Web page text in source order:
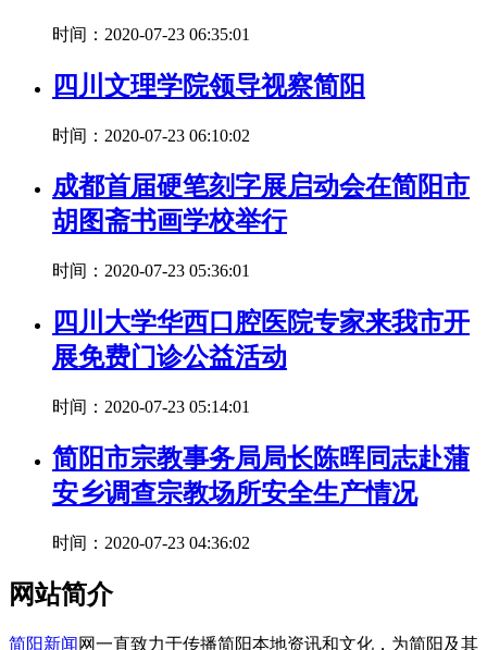
时间：2020-07-23 06:35:01
四川文理学院领导视察简阳
时间：2020-07-23 06:10:02
成都首届硬笔刻字展启动会在简阳市
胡图斋书画学校举行
时间：2020-07-23 05:36:01
四川大学华西口腔医院专家来我市开
展免费门诊公益活动
时间：2020-07-23 05:14:01
简阳市宗教事务局局长陈晖同志赴蒲
安乡调查宗教场所安全生产情况
时间：2020-07-23 04:36:02
网站简介
简阳新闻 网一直致力于传播简阳本地资讯和文化，为简阳及其